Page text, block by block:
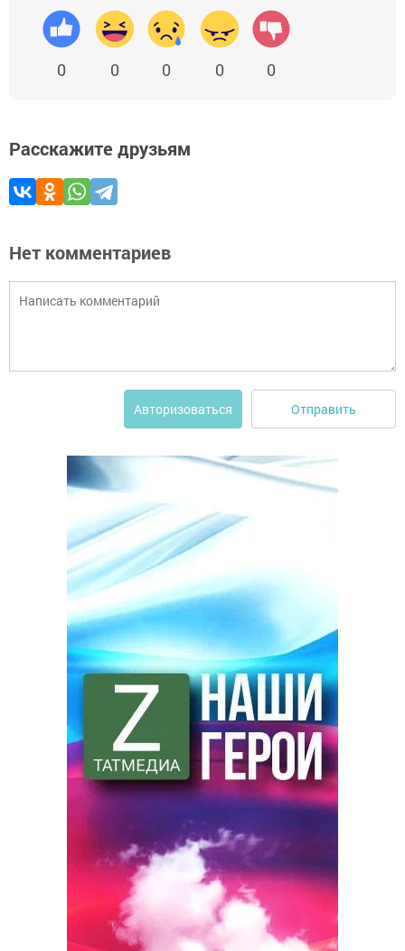
0 0 0 0 0
Расскажите друзьям
Нет комментариев
Авторизоваться Отправить